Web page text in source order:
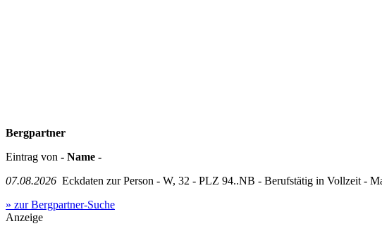
Bergpartner
Eintrag von - Name -
07.08.2026 Eckdaten zur Person - W, 32 - PLZ 94..NB - Berufstätig in Vollzeit -
» zur Bergpartner-Suche
Anzeige